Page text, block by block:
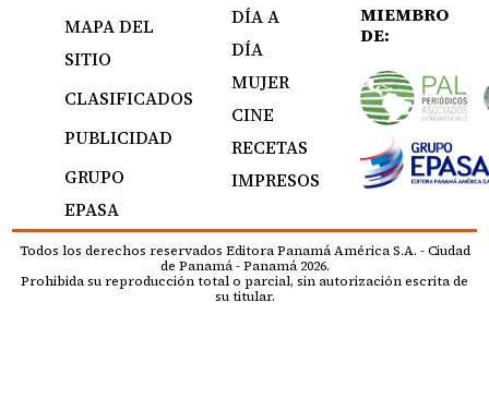
MAPA DEL
SITIO
CLASIFICADOS
PUBLICIDAD
GRUPO
EPASA
DÍA A
DÍA
MUJER
CINE
RECETAS
IMPRESOS
MIEMBRO
DE:
Todos los derechos reservados Editora Panamá América S.A. - Ciudad
de Panamá - Panamá 2026.
Prohibida su reproducción total o parcial, sin autorización escrita de
su titular.